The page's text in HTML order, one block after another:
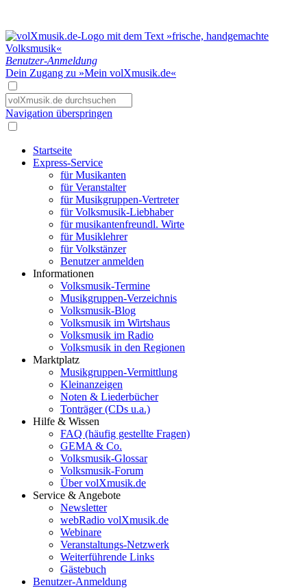
Benutzer-Anmeldung
Dein Zugang zu »Mein volXmusik.de«
Navigation überspringen
Startseite
Express-Service
für Musikanten
für Veranstalter
für Musikgruppen-Vertreter
für Volksmusik-Liebhaber
für musikantenfreundl. Wirte
für Musiklehrer
für Volkstänzer
Benutzer anmelden
Informationen
Volksmusik-Termine
Musikgruppen-Verzeichnis
Volksmusik-Blog
Volksmusik im Wirtshaus
Volksmusik im Radio
Volksmusik in den Regionen
Marktplatz
Musikgruppen-Vermittlung
Kleinanzeigen
Noten & Liederbücher
Tonträger (CDs u.a.)
Hilfe & Wissen
FAQ (häufig gestellte Fragen)
GEMA & Co.
Volksmusik-Glossar
Volksmusik-Forum
Über volXmusik.de
Service & Angebote
Newsletter
webRadio volXmusik.de
Webinare
Veranstaltungs-Netzwerk
Weiterführende Links
Gästebuch
Benutzer-Anmeldung